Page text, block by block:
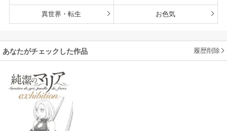
異世界・転生 お色気
あなたがチェックした作品 履歴削除